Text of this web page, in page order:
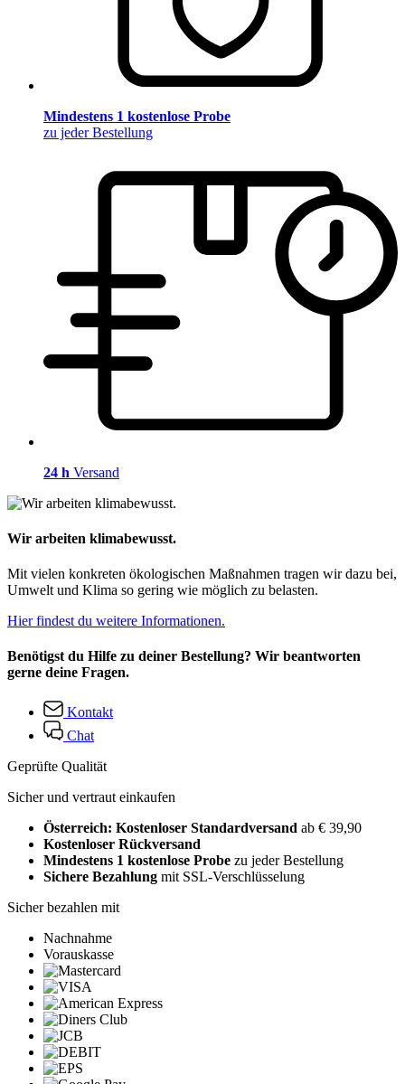
Mindestens 1 kostenlose Probe
zu jeder Bestellung
24 h Versand
Wir arbeiten klimabewusst.
Mit vielen konkreten ökologischen Maßnahmen tragen wir dazu bei,
Umwelt und Klima so gering wie möglich zu belasten.
Hier findest du weitere Informationen.
Benötigst du Hilfe zu deiner Bestellung? Wir beantworten
gerne deine Fragen.
Kontakt
Chat
Geprüfte Qualität
Sicher und vertraut einkaufen
Österreich: Kostenloser Standardversand ab € 39,90
Kostenloser Rückversand
Mindestens 1 kostenlose Probe zu jeder Bestellung
Sichere Bezahlung mit SSL-Verschlüsselung
Sicher bezahlen mit
Nachnahme
Vorauskasse